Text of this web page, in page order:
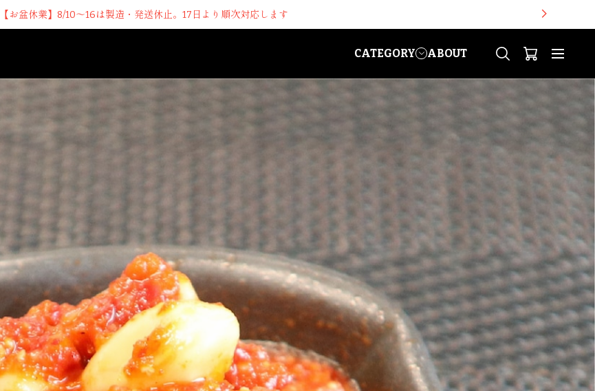
【お盆休業】8/10～16は製造・発送休止。17日より順次対応します
CATEGORY ABOUT